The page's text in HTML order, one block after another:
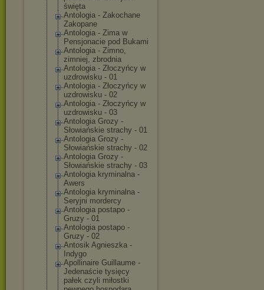
święta
Antologia - Zakochane
Zakopane
Antologia - Zima w
Pensjonacie pod Bukami
Antologia - Zimno,
zimniej, zbrodnia
Antologia - Złoczyńcy w
uzdrowisku - 01
Antologia - Złoczyńcy w
uzdrowisku - 02
Antologia - Złoczyńcy w
uzdrowisku - 03
Antologia Grozy -
Słowiańskie strachy - 01
Antologia Grozy -
Słowiańskie strachy - 02
Antologia Grozy -
Słowiańskie strachy - 03
Antologia kryminalna -
Awers
Antologia kryminalna -
Seryjni mordercy
Antologia postapo -
Gruzy - 01
Antologia postapo -
Gruzy - 02
Antosik Agnieszka -
Indygo
Apollinaire Guillaume -
Jedenaście tysięcy
pałek czyli miłostki